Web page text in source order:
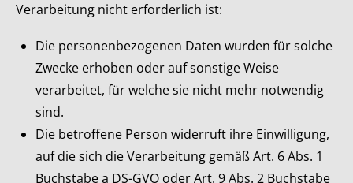
Verarbeitung nicht erforderlich ist:
Die personenbezogenen Daten wurden für solche
Zwecke erhoben oder auf sonstige Weise
verarbeitet, für welche sie nicht mehr notwendig
sind.
Die betroffene Person widerruft ihre Einwilligung,
auf die sich die Verarbeitung gemäß Art. 6 Abs. 1
Buchstabe a DS-GVO oder Art. 9 Abs. 2 Buchstabe